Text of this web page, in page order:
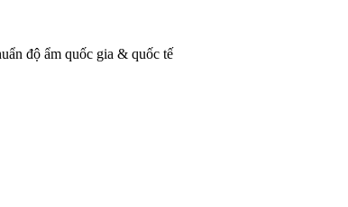
độ ẩm quốc gia & quốc tế